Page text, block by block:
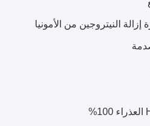
النيتروجين من الأمونيا